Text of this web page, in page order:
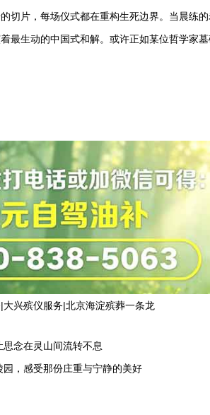
切片，每场仪式都在重构生死边界。当晨练
最生动的中国式和解。或许正如某位哲学家
|大兴殡仪服务|北京海淀殡葬一条龙
念在灵山间流转不息
园，感受那份庄重与宁静的美好